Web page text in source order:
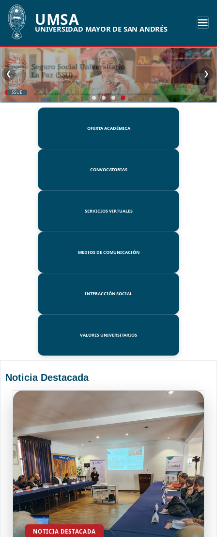
UMSA
UNIVERSIDAD MAYOR DE SAN ANDRÉS
SSUE
❮ ❯
OFERTA ACADÉMICA
CONVOCATORIAS
SERVICIOS VIRTUALES
MEDIOS DE COMUNICACIÓN
INTERACCIÓN SOCIAL
VALORES UNIVERSITARIOS
Noticia Destacada
NOTICIA DESTACADA